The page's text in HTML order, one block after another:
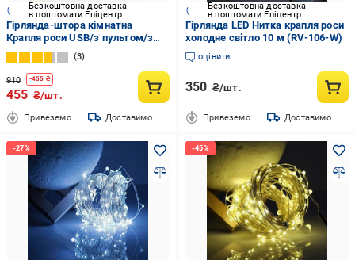
Безкоштовна доставка
в поштомати Епіцентр
Гірлянда-штора кімнатна
Крапля роси USB/з пультом/з
можливістю працювати від
повербанку 300 LED з 3х3 м
Теплий білий (362337018)
3
910 -455 ₴
455 ₴/шт.
Привеземо Доставимо
Безкоштовна доставка
в поштомати Епіцентр
Гірлянда LED Нитка крапля роси
холодне світло 10 м (RV-106-W)
оцінити
350 ₴/шт.
Привеземо Доставимо